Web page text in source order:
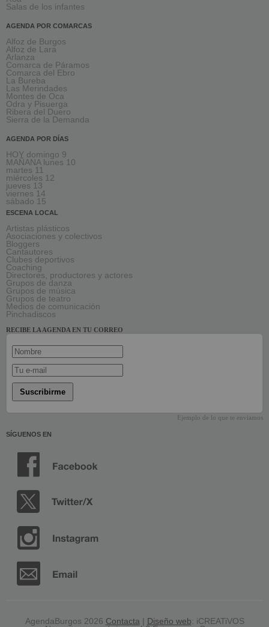
Salas de los infantes
AGENDA POR COMARCAS
Alfoz de Burgos
Alfoz de Lara
Arlanza
Comarca de Páramos
Comarca del Ebro
La Bureba
Las Merindades
Montes de Oca
Odra y Pisuerga
Ribera del Duero
Sierra de la Demanda
AGENDA POR DÍAS
HOY domingo 9
MAÑANA lunes 10
martes 11
miércoles 12
jueves 13
viernes 14
sábado 15
ESCENA LOCAL
Artistas plásticos
Asociaciones y colectivos
Bloggers
Cantautores
Clubes deportivos
Coaching
Directores, productores y actores
Grupos de danza
Grupos de música
Grupos de teatro
Medios de comunicación
Pinchadiscos
RECIBE LA AGENDA EN TU CORREO
Suscribirme
Ejemplo de lo que te enviamos
SÍGUENOS EN
AgendaBurgos 2026 Contacta| Diseño web: iCREATiVOS